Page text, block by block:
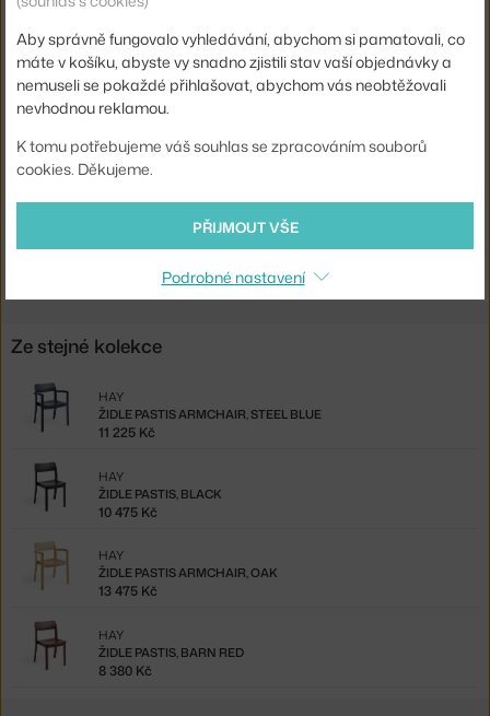
Materiál:
jasanová dýha
Stohovatelné:
ano
Sedák:
dřevo
Podnož:
dřevo
Kód produktu
HAY-AB751-B574
Ste zo Slovenska? Prejdite naStolička Pastis, pine
Ze stejné kolekce
ŽIDLE PASTIS ARMCHAIR, STEEL BLUE
HAY
11 225 Kč
ŽIDLE PASTIS, BLACK
HAY
10 475 Kč
ŽIDLE PASTIS ARMCHAIR, OAK
HAY
13 475 Kč
ŽIDLE PASTIS, BARN RED
HAY
8 380 Kč
Aby správně fungovalo vyhledávání, abychom si pamatovali, co
máte v košíku, abyste vy snadno zjistili stav vaší objednávky a
nemuseli se pokaždé přihlašovat, abychom vás neobtěžovali
nevhodnou reklamou.
K tomu potřebujeme váš souhlas se zpracováním souborů
cookies. Děkujeme.
PŘIJMOUT VŠE
Podrobné nastavení